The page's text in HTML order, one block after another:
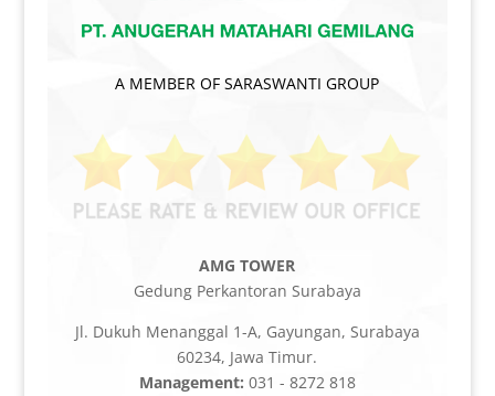
A MEMBER OF SARASWANTI GROUP
AMG TOWER
Gedung Perkantoran Surabaya
Jl. Dukuh Menanggal 1-A, Gayungan, Surabaya
60234, Jawa Timur.
Management: 031 - 8272 818